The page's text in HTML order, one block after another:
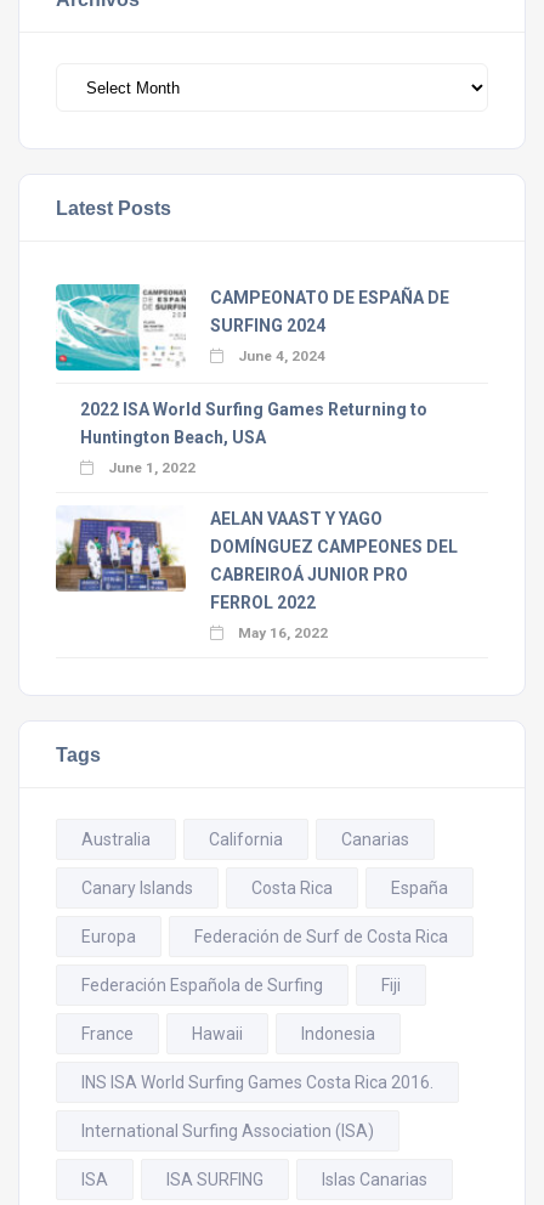
Latest Posts
CAMPEONATO DE ESPAÑA DE
SURFING 2024
June 4, 2024
2022 ISA World Surfing Games Returning to
Huntington Beach, USA
June 1, 2022
AELAN VAAST Y YAGO
DOMÍNGUEZ CAMPEONES DEL
CABREIROÁ JUNIOR PRO
FERROL 2022
May 16, 2022
Tags
Australia California Canarias
Canary Islands Costa Rica España
Europa Federación de Surf de Costa Rica
Federación Española de Surfing Fiji
France Hawaii Indonesia
INS ISA World Surfing Games Costa Rica 2016.
International Surfing Association (ISA)
ISA ISA SURFING Islas Canarias